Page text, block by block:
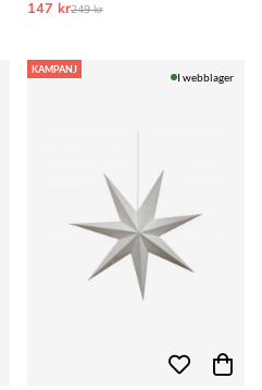
147 krOrdinarie pris:
249 kr
KAMPANJ
I webblager